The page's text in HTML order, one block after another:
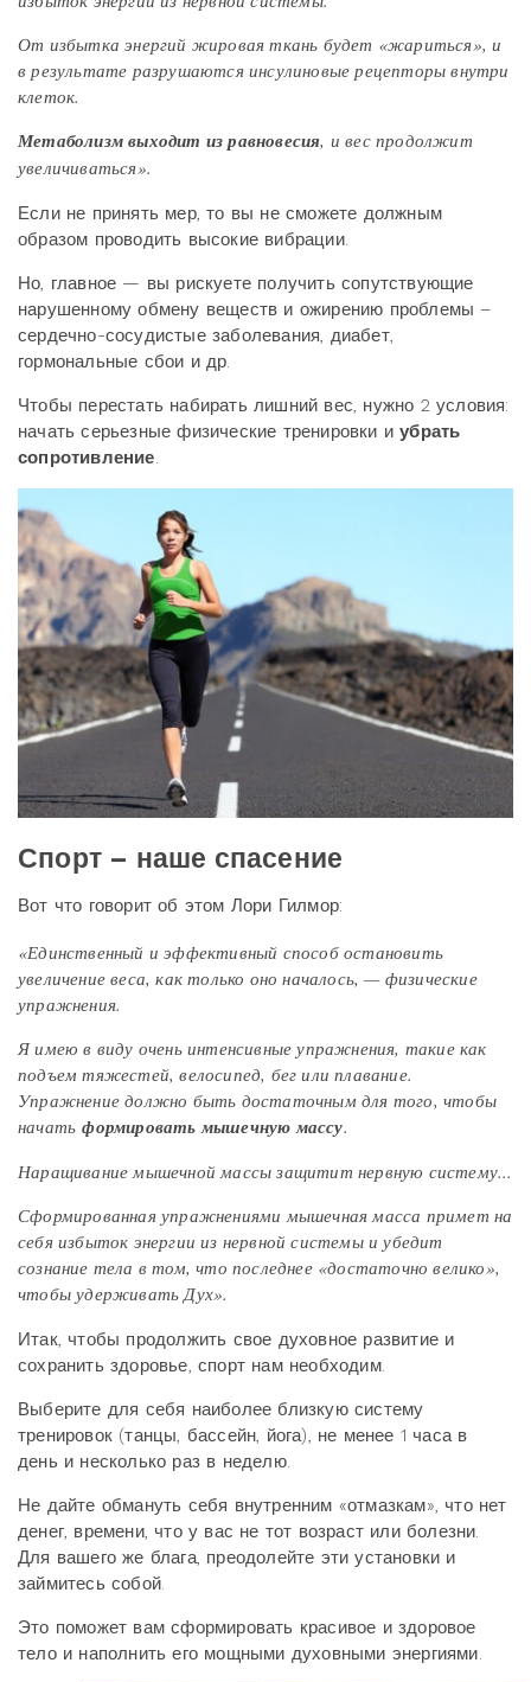
От избытка энергий жировая ткань будет «жариться», и
в результате разрушаются инсулиновые рецепторы внутри
клеток.
Метаболизм выходит из равновесия, и вес продолжит
увеличиваться».
Если не принять мер, то вы не сможете должным
образом проводить высокие вибрации.
Но, главное — вы рискуете получить сопутствующие
нарушенному обмену веществ и ожирению проблемы –
сердечно-сосудистые заболевания, диабет,
гормональные сбои и др.
Чтобы перестать набирать лишний вес, нужно 2 условия:
начать серьезные физические тренировки иубрать
сопротивление.
Спорт – наше спасение
Вот что говорит об этом Лори Гилмор:
«Единственный и эффективный способ остановить
увеличение веса, как только оно началось, — физические
упражнения.
Я имею в виду очень интенсивные упражнения, такие как
подъем тяжестей, велосипед, бег или плавание.
Упражнение должно быть достаточным для того, чтобы
начатьформировать мышечную массу.
Наращивание мышечной массы защитит нервную систему...
Сформированная упражнениями мышечная масса примет на
себя избыток энергии из нервной системы и убедит
сознание тела в том, что последнее «достаточно велико»,
чтобы удерживать Дух».
Итак, чтобы продолжить свое духовное развитие и
сохранить здоровье, спорт нам необходим.
Выберите для себя наиболее близкую систему
тренировок (танцы, бассейн, йога), не менее 1 часа в
день и несколько раз в неделю.
Не дайте обмануть себя внутренним «отмазкам», что нет
денег, времени, что у вас не тот возраст или болезни.
Для вашего же блага, преодолейте эти установки и
займитесь собой.
Это поможет вам сформировать красивое и здоровое
тело и наполнить его мощными духовными энергиями.